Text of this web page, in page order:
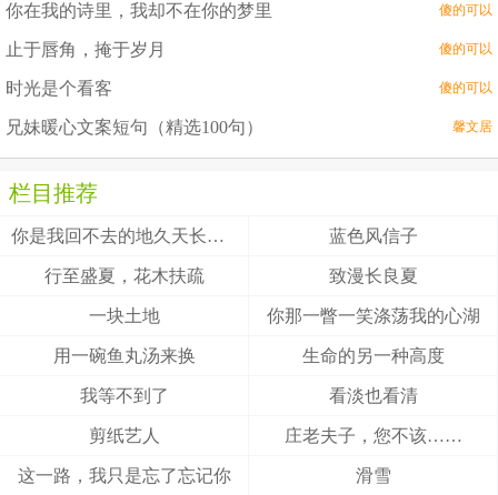
你在我的诗里，我却不在你的梦里 傻的可以
止于唇角，掩于岁月 傻的可以
时光是个看客 傻的可以
兄妹暖心文案短句（精选100句） 馨文居
栏目推荐
你是我回不去的地久天长，我是你触不到的地老天荒 蓝色风信子
行至盛夏，花木扶疏 致漫长良夏
一块土地 你那一瞥一笑涤荡我的心湖
用一碗鱼丸汤来换 生命的另一种高度
我等不到了 看淡也看清
剪纸艺人 庄老夫子，您不该……
这一路，我只是忘了忘记你 滑雪